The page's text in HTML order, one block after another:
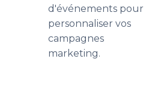
d'événements pour
personnaliser vos
campagnes
marketing.